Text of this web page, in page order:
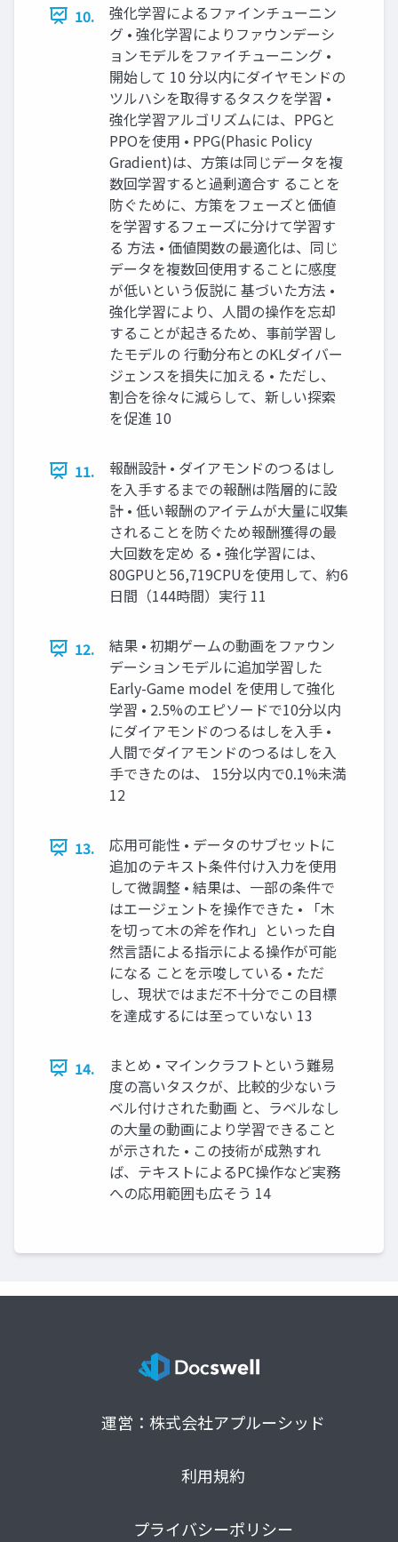
10.
強化学習によるファインチューニン
グ • 強化学習によりファウンデーシ
ョンモデルをファイチューニング •
開始して 10 分以内にダイヤモンドの
ツルハシを取得するタスクを学習 •
強化学習アルゴリズムには、PPGと
PPOを使用 • PPG(Phasic Policy
Gradient)は、方策は同じデータを複
数回学習すると過剰適合す ることを
防ぐために、方策をフェーズと価値
を学習するフェーズに分けて学習す
る 方法 • 価値関数の最適化は、同じ
データを複数回使用することに感度
が低いという仮説に 基づいた方法 •
強化学習により、人間の操作を忘却
することが起きるため、事前学習し
たモデルの 行動分布とのKLダイバー
ジェンスを損失に加える • ただし、
割合を徐々に減らして、新しい探索
を促進 10
11.
報酬設計 • ダイアモンドのつるはし
を入手するまでの報酬は階層的に設
計 • 低い報酬のアイテムが大量に収集
されることを防ぐため報酬獲得の最
大回数を定め る • 強化学習には、
80GPUと56,719CPUを使用して、約6
日間（144時間）実行 11
12.
結果 • 初期ゲームの動画をファウン
デーションモデルに追加学習した
Early-Game model を使用して強化
学習 • 2.5%のエピソードで10分以内
にダイアモンドのつるはしを入手 •
人間でダイアモンドのつるはしを入
手できたのは、 15分以内で0.1%未満
12
13.
応用可能性 • データのサブセットに
追加のテキスト条件付け入力を使用
して微調整 • 結果は、一部の条件で
はエージェントを操作できた • 「木
を切って木の斧を作れ」といった自
然言語による指示による操作が可能
になる ことを示唆している • ただ
し、現状ではまだ不十分でこの目標
を達成するには至っていない 13
14.
まとめ • マインクラフトという難易
度の高いタスクが、比較的少ないラ
ベル付けされた動画 と、ラベルなし
の大量の動画により学習できること
が示された • この技術が成熟すれ
ば、テキストによるPC操作など実務
への応用範囲も広そう 14
運営：株式会社アプルーシッド
利用規約
プライバシーポリシー